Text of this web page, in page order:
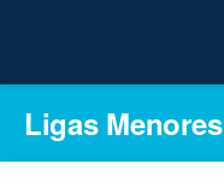
Ligas Menores